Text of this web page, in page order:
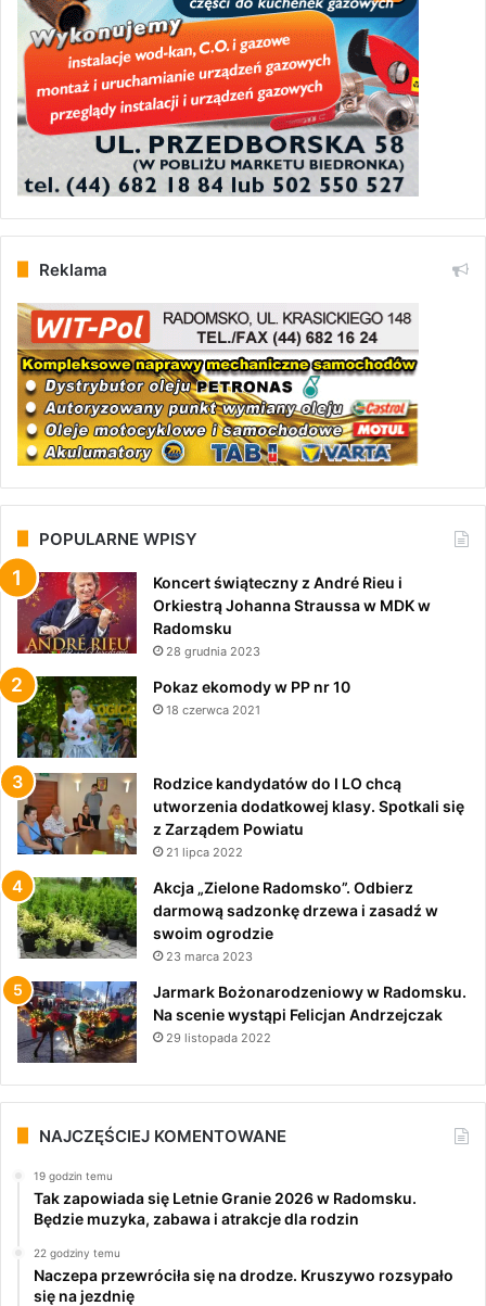
Reklama
POPULARNE WPISY
Koncert świąteczny z André Rieu i
Orkiestrą Johanna Straussa w MDK w
Radomsku
28 grudnia 2023
Pokaz ekomody w PP nr 10
18 czerwca 2021
Rodzice kandydatów do I LO chcą
utworzenia dodatkowej klasy. Spotkali się
z Zarządem Powiatu
21 lipca 2022
Akcja „Zielone Radomsko”. Odbierz
darmową sadzonkę drzewa i zasadź w
swoim ogrodzie
23 marca 2023
Jarmark Bożonarodzeniowy w Radomsku.
Na scenie wystąpi Felicjan Andrzejczak
29 listopada 2022
NAJCZĘŚCIEJ KOMENTOWANE
19 godzin temu
Tak zapowiada się Letnie Granie 2026 w Radomsku.
Będzie muzyka, zabawa i atrakcje dla rodzin
22 godziny temu
Naczepa przewróciła się na drodze. Kruszywo rozsypało
się na jezdnię